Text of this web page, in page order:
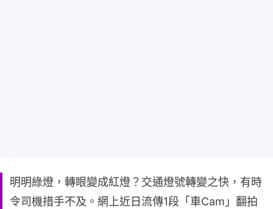
明明綠燈，轉眼變成紅燈？交通燈號轉變之快，有時
令司機措手不及。網上近日流傳1段「車Cam」翻拍